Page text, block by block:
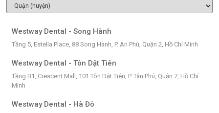
Westway Dental - Song Hành
Tầng 5, Estella Place, 88 Song Hành, P. An Phú, Quận 2, Hồ Chí Minh
Westway Dental - Tôn Dật Tiên
Tầng B1, Crescent Mall, 101 Tôn Dật Tiên, P. Tân Phú, Quận 7, Hồ Chí
Minh
Westway Dental - Hà Đô